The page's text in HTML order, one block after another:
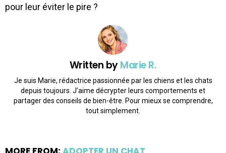
pour leur éviter le pire ?
Written byMarie R.
Je suis Marie, rédactrice passionnée par les chiens et les chats
depuis toujours. J’aime décrypter leurs comportements et
partager des conseils de bien-être. Pour mieux se comprendre,
tout simplement.